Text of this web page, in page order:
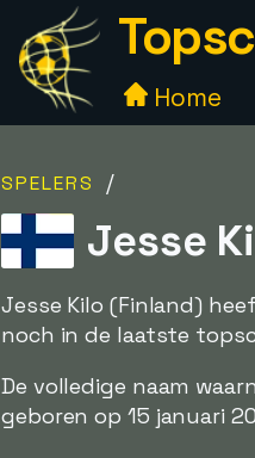
Home
SPELERS /
Jesse
Jesse Kilo (Finland)
noch in de laatste
De volledige naam
geboren op 15 januari